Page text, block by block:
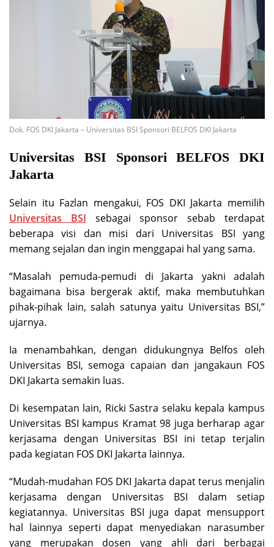
Dok. FOS DKI Jakarta – Universitas BSI Sponsori BELFOS DKI Jakarta
Universitas BSI Sponsori BELFOS DKI
Jakarta
Selain itu Fazlan mengakui, FOS DKI Jakarta memilih
Universitas BSI sebagai sponsor sebab terdapat
beberapa visi dan misi dari Universitas BSI yang
memang sejalan dan ingin menggapai hal yang sama.
“Masalah pemuda-pemudi di Jakarta yakni adalah
bagaimana bisa bergerak aktif, maka membutuhkan
pihak-pihak lain, salah satunya yaitu Universitas BSI,”
ujarnya.
Ia menambahkan, dengan didukungnya Belfos oleh
Universitas BSI, semoga capaian dan jangakaun FOS
DKI Jakarta semakin luas.
Di kesempatan lain, Ricki Sastra selaku kepala kampus
Universitas BSI kampus Kramat 98 juga berharap agar
kerjasama dengan Universitas BSI ini tetap terjalin
pada kegiatan FOS DKI Jakarta lainnya.
“Mudah-mudahan FOS DKI Jakarta dapat terus menjalin
kerjasama dengan Universitas BSI dalam setiap
kegiatannya. Universitas BSI juga dapat mensupport
hal lainnya seperti dapat menyediakan narasumber
yang merupakan dosen yang ahli dari berbagai